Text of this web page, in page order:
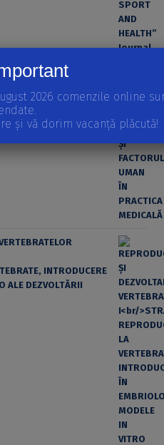
MEDICALĂ
INTRODUCERE
ALE DEZVOLTĂRII
2026 comenzile online
și vă dorim vacanță plăcută!